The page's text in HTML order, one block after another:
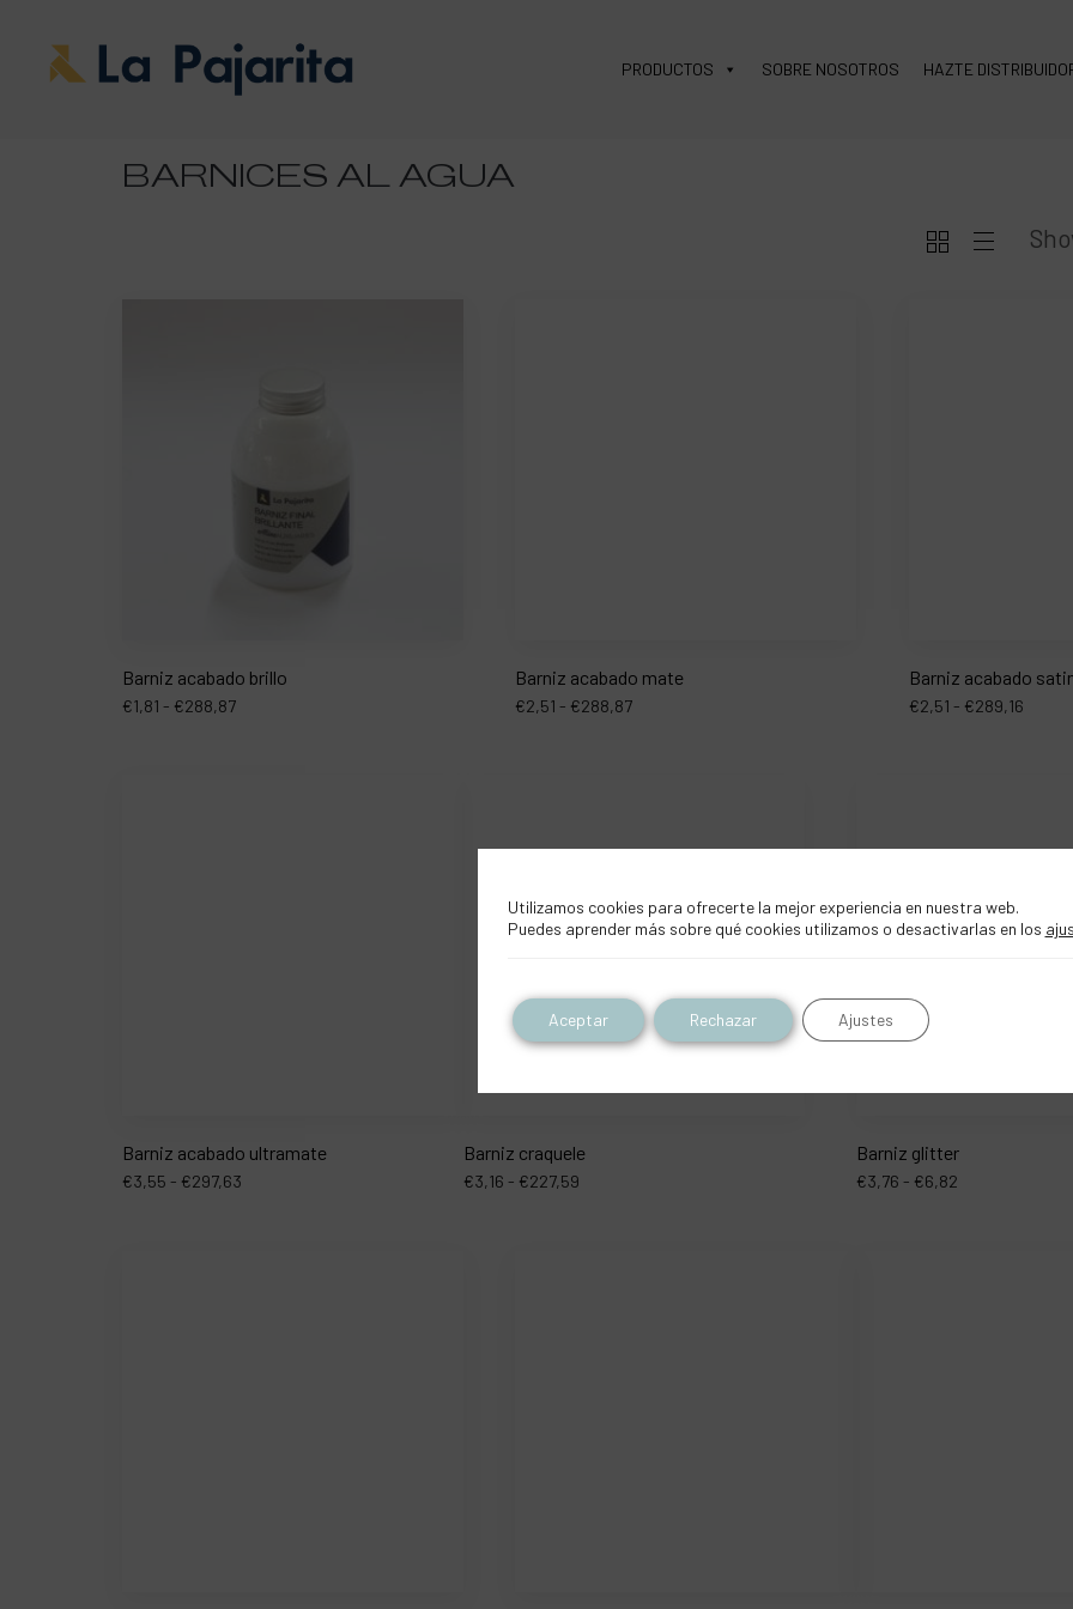
PRODUCTOS SOBRE NOSOTROS HAZTE
BARNICES AL AGUA
Barniz acabado brillo
€1,81 - €288,87
Barniz acabado mate
€2,51 - €288,87
Barniz acabado
€2,51 - €289,16
Barniz acabado ultramate
€3,55 - €297,63
Barniz craquele
€3,16 - €227,59
Barniz glitter
€3,76 - €6,82
Utilizamos cookies para ofrecerte la mejor experiencia en nuestra web.
Puedes aprender más sobre qué cookies utilizamos o desactivarlas en los
Aceptar Rechazar Ajustes